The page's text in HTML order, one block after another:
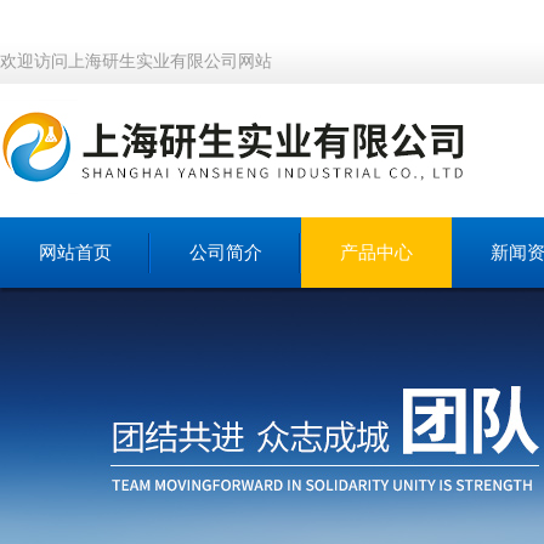
欢迎访问上海研生实业有限公司网站
网站首页 公司简介 产品中心 新闻